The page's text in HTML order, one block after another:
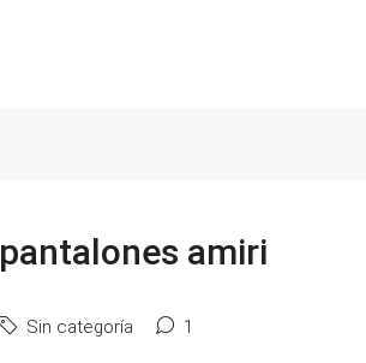
pantalones amiri
Sin categoría 1